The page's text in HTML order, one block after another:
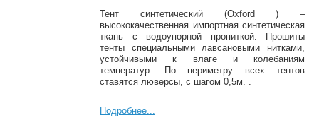
Тент синтетический (Oxford ) –
высококачественная импортная синтетическая
ткань с водоупорной пропиткой. Прошиты
тенты специальными лавсановыми нитками,
устойчивыми к влаге и колебаниям
температур. По периметру всех тентов
ставятся люверсы, с шагом 0,5м. .
Подробнее...